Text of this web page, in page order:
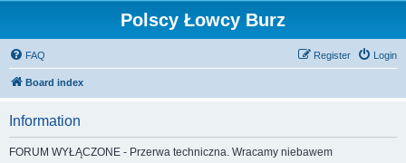
Polscy Łowcy Burz
FAQ Login
Register
Board index
Information
FORUM WYŁĄCZONE - Przerwa techniczna. Wracamy niebawem